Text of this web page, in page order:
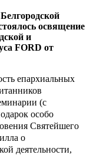
освящение
и
FORD от
епархиальных
(с
особо
Святейшего
о
деятельности,